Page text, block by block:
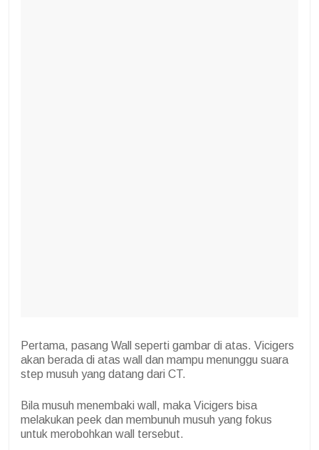
Pertama, pasang Wall seperti gambar di atas. Vicigers
akan berada di atas wall dan mampu menunggu suara
step musuh yang datang dari CT.
Bila musuh menembaki wall, maka Vicigers bisa
melakukan peek dan membunuh musuh yang fokus
untuk merobohkan wall tersebut.